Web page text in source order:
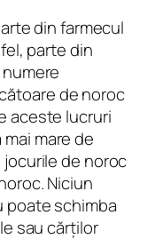
din farmecul
parte din
de noroc
aceste lucruri
mare de
jocurile de noroc
Niciun
poate schimba
sau cărților